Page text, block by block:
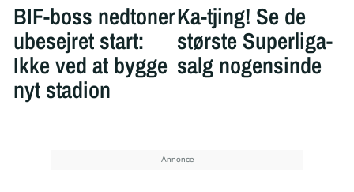
BIF-boss nedtoner
ubesejret start:
Ikke ved at bygge
nyt stadion
Ka-tjing! Se de
største Superliga-
salg nogensinde